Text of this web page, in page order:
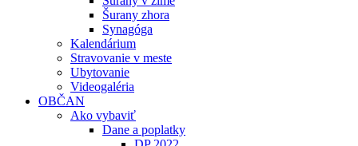
Šurany zhora
Synagóga
Kalendárium
Stravovanie v meste
Ubytovanie
Videogaléria
OBČAN
Ako vybaviť
Dane a poplatky